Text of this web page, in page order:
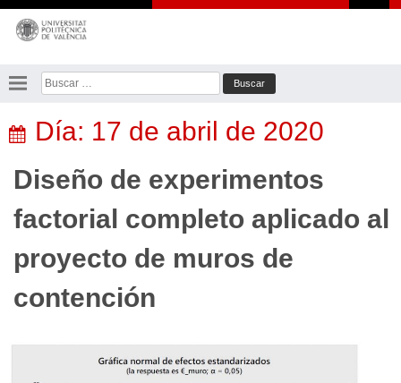
Saltar
contenido
Buscar:
Día: 17 de abril de 2020
Diseño de experimentos
factorial completo aplicado al
proyecto de muros de
contención